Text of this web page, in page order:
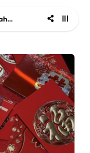
Makna Warna Merah dalam Budaya China yang Penuh Filosofi dan Keberuntungan